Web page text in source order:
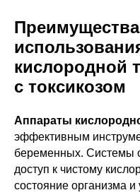
кислородной
с токсикозом
Аппараты
эффективным
беременных. Системы
доступ к чистому
состояние организма